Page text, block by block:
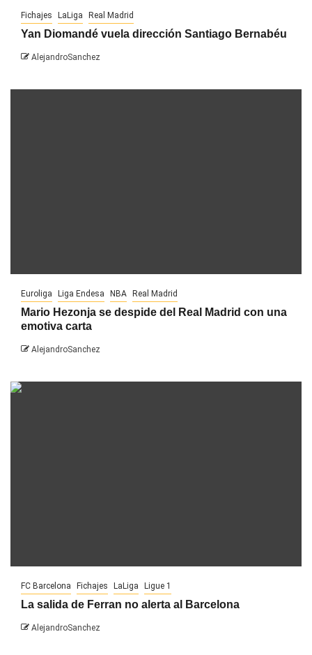
Fichajes LaLiga Real Madrid
Yan Diomandé vuela dirección Santiago Bernabéu
AlejandroSanchez
Euroliga Liga Endesa NBA Real Madrid
Mario Hezonja se despide del Real Madrid con una
emotiva carta
AlejandroSanchez
FC Barcelona Fichajes LaLiga Ligue 1
La salida de Ferran no alerta al Barcelona
AlejandroSanchez